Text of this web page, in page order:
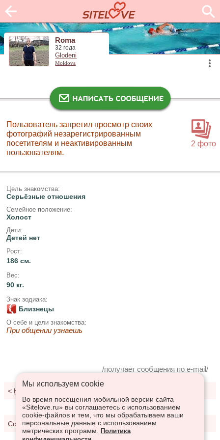
Roma
32 года
Glodeni
Moldova
2 фото
Пользователь запретил просмотр своих
фотографий незарегистрированным
посетителям и неактивированным
пользователям.
Цель знакомства:
Серьёзные отношения
Семейное положение:
Холост
Дети:
Детей нет
Рост:
186 см.
Вес:
90 кг.
Знак зодиака:
Близнецы
О себе и цели знакомства:
При общении узнаешь
/получает сообщения по e-mail/
< К результатам поиска
Соглашение о предоставлении услуг
Мы используем сookie
Во время посещения мобильной версии сайта
«Sitelove.ru» вы соглашаетесь с использованием
cookie-файлов и тем, что мы обрабатываем ваши
персональные данные с использованием
метрических программ.
Политика